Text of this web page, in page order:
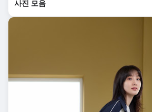
사진 모음